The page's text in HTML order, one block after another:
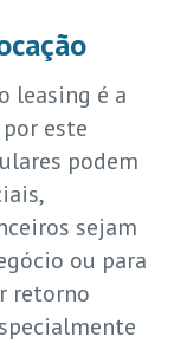
leasing é a
este
podem
sejam
ou para
retorno